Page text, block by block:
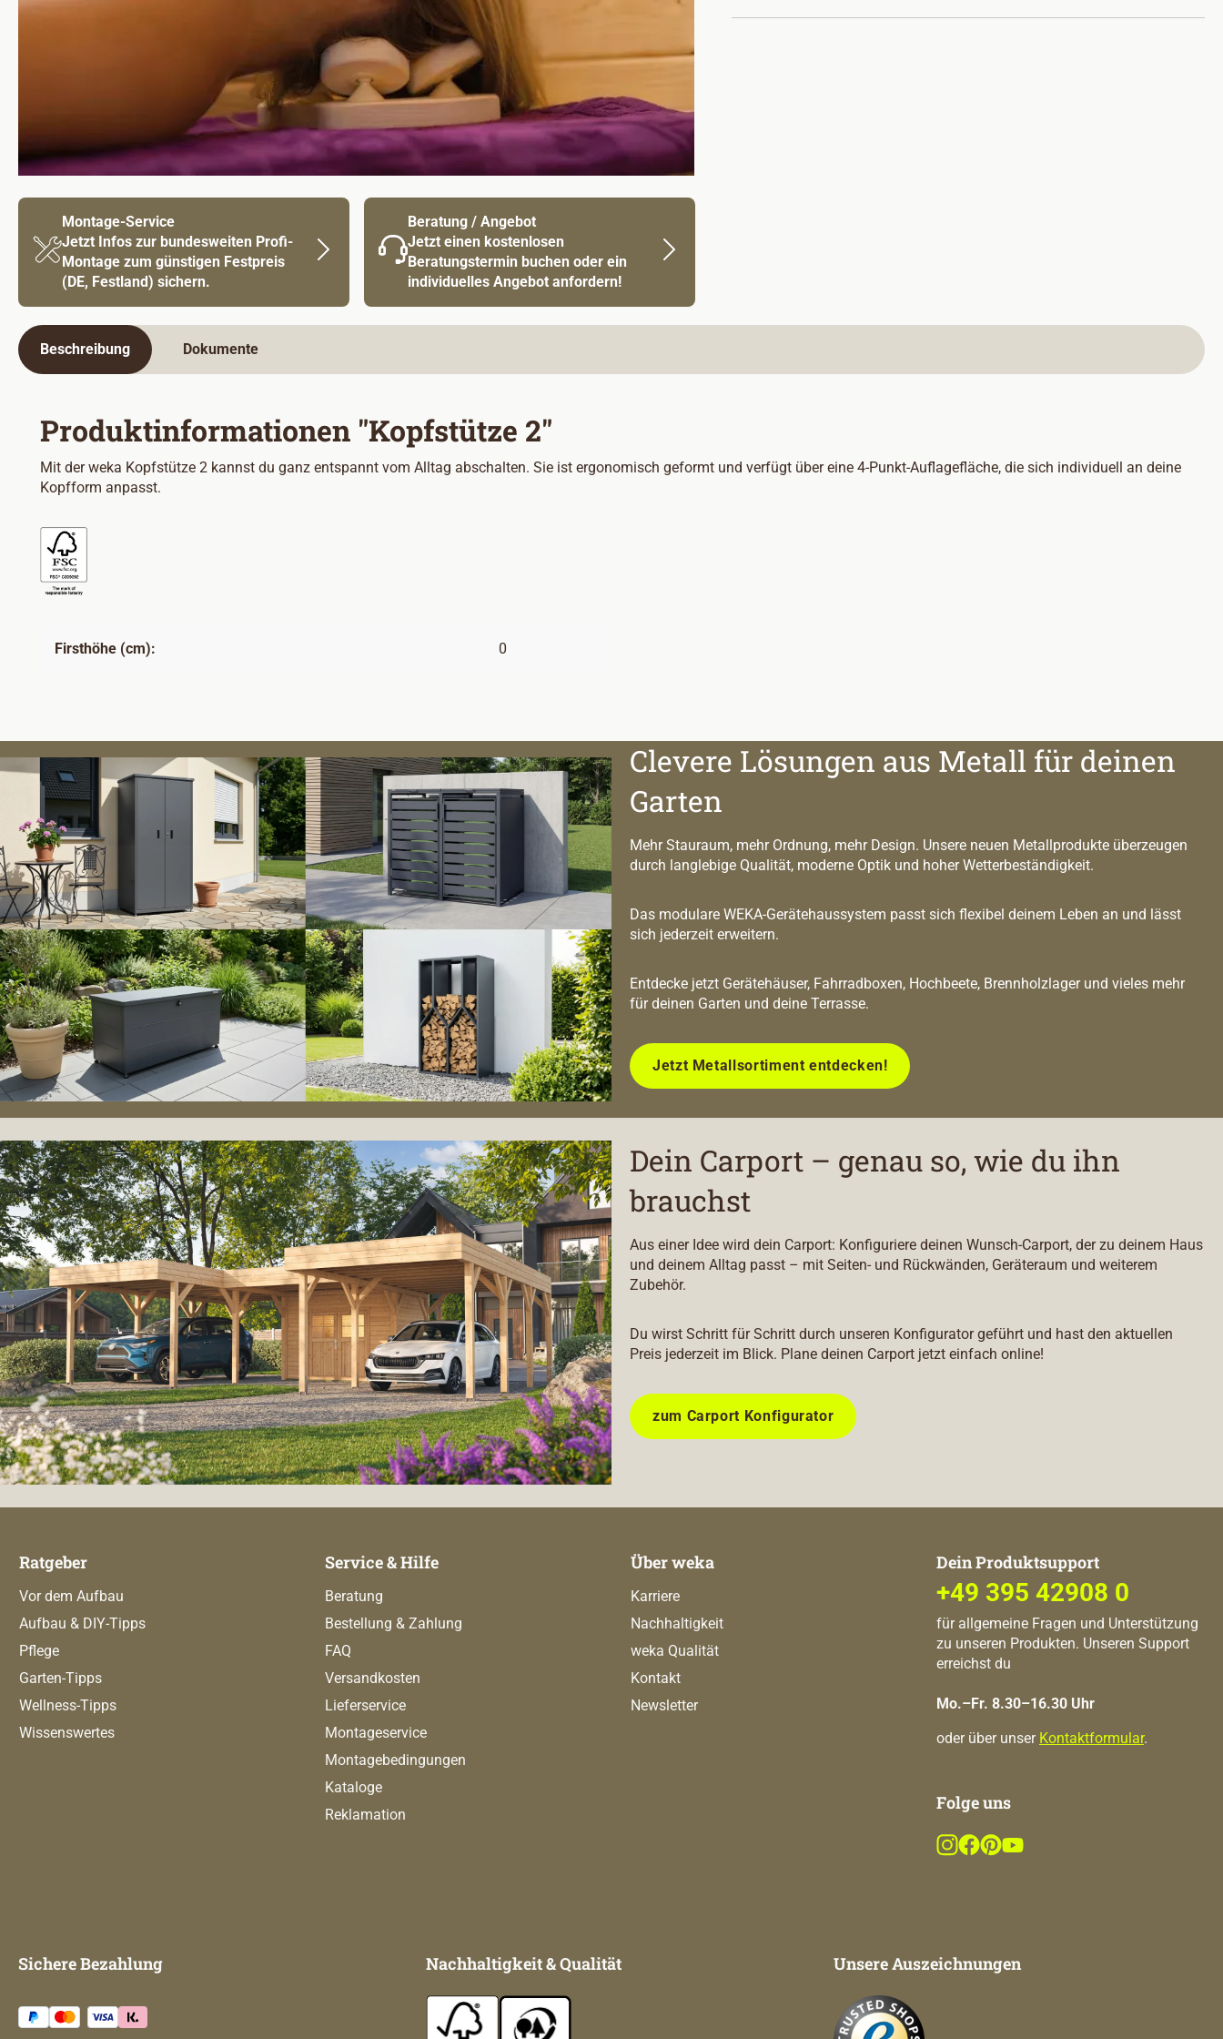
Montage-Service
Jetzt Infos zur bundesweiten Profi-
Montage zum günstigen Festpreis
(DE, Festland) sichern.
Beratung / Angebot
Jetzt einen kostenlosen
Beratungstermin buchen oder ein
individuelles Angebot anfordern!
Beschreibung Dokumente
Produktinformationen "Kopfstütze 2"
Mit der weka Kopfstütze 2 kannst du ganz entspannt vom Alltag abschalten. Sie ist ergonomisch geformt und verfügt über eine 4-Punkt-Auflagefläche, die sich individuell an deine
Kopfform anpasst.
Firsthöhe (cm): 0
Clevere Lösungen aus Metall für deinen
Garten
Mehr Stauraum, mehr Ordnung, mehr Design. Unsere neuen Metallprodukte überzeugen
durch langlebige Qualität, moderne Optik und hoher Wetterbeständigkeit.
Das modulare WEKA-Gerätehaussystem passt sich flexibel deinem Leben an und lässt
sich jederzeit erweitern.
Entdecke jetzt Gerätehäuser, Fahrradboxen, Hochbeete, Brennholzlager und vieles mehr
für deinen Garten und deine Terrasse.
Jetzt Metallsortiment entdecken!
Dein Carport – genau so, wie du ihn
brauchst
Aus einer Idee wird dein Carport: Konfiguriere deinen Wunsch-Carport, der zu deinem Haus
und deinem Alltag passt – mit Seiten- und Rückwänden, Geräteraum und weiterem
Zubehör.
Du wirst Schritt für Schritt durch unseren Konfigurator geführt und hast den aktuellen
Preis jederzeit im Blick. Plane deinen Carport jetzt einfach online!
zum Carport Konfigurator
Ratgeber
Vor dem Aufbau
Aufbau & DIY-Tipps
Pflege
Garten-Tipps
Wellness-Tipps
Wissenswertes
Service & Hilfe
Beratung
Bestellung & Zahlung
FAQ
Versandkosten
Lieferservice
Montageservice
Montagebedingungen
Kataloge
Reklamation
Über weka
Karriere
Nachhaltigkeit
weka Qualität
Kontakt
Newsletter
Dein Produktsupport
+49 395 42908 0
für allgemeine Fragen und Unterstützung
zu unseren Produkten. Unseren Support
erreichst du
Mo.–Fr. 8.30–16.30 Uhr
oder über unser Kontaktformular.
Folge uns
Sichere Bezahlung Nachhaltigkeit & Qualität Unsere Auszeichnungen